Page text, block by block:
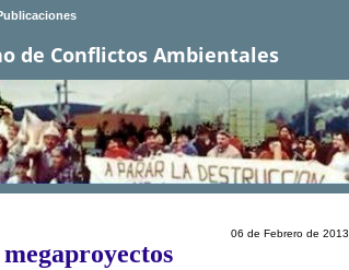
de Conflictos Ambientales
06 de Febrero de 2013